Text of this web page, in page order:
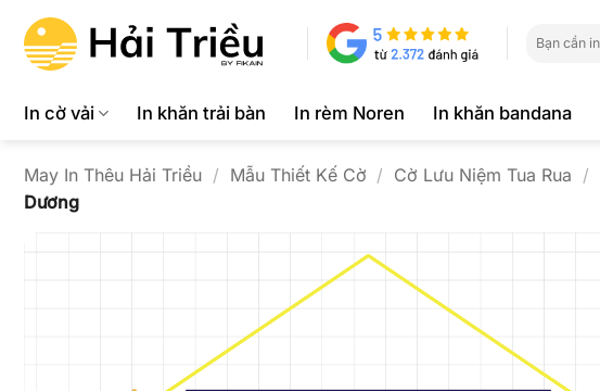
qua
kiếm:
In cờ vải In khăn trải bàn In rèm Noren In khăn bandana
May In Thêu Hải Triều / Mẫu Thiết Kế Cờ / Cờ Lưu Niệm Tua Rua /
Dương